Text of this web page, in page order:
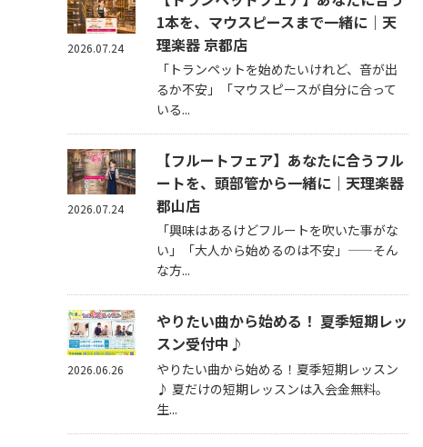
1本を、マウスピースまで一緒に｜天
理楽器 京都店
「トランペットを始めたいけれど、音が出
るか不安」「マウスピースが自分に合って
いる...
2026.07.24
【フルートフェア】あなたに合うフル
ートを、頭部管から一緒に｜天理楽器
郡山店
「興味はあるけどフルートを吹いた事がな
い」「大人から始めるのは不安」——そん
な方...
2026.07.24
やりたい曲から始める！ 夏季短期レッ
スン受付中♪
やりたい曲から始める！夏季短期レッスン
♪ 夏だけの短期レッスンは入会金無料。
生...
2026.06.26